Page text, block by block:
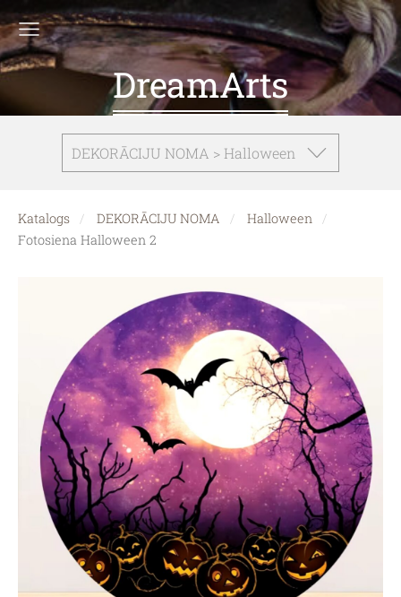
DreamArts
DEKORĀCIJU NOMA > Halloween
Katalogs DEKORĀCIJU NOMA
Halloween
Fotosiena Halloween 2